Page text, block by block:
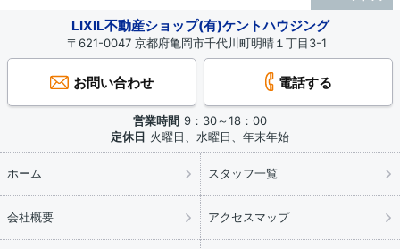
LIXIL不動産ショップ(有)ケントハウジング
〒621-0047 京都府亀岡市千代川町明晴１丁目3-1
お問い合わせ 電話する
営業時間 9：30～18：00
定休日 火曜日、水曜日、年末年始
ホーム スタッフ一覧
会社概要 アクセスマップ